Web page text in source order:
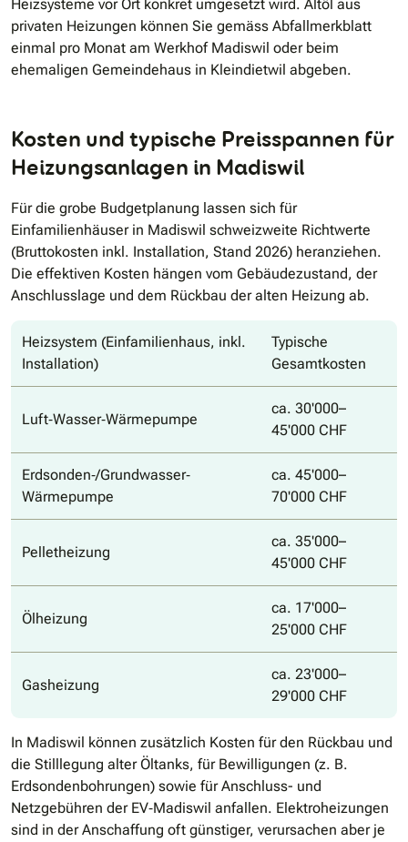
Heizsysteme vor Ort konkret umgesetzt wird. Altöl aus
privaten Heizungen können Sie gemäss Abfallmerkblatt
einmal pro Monat am Werkhof Madiswil oder beim
ehemaligen Gemeindehaus in Kleindietwil abgeben.
Kosten und typische Preisspannen für
Heizungsanlagen in Madiswil
Für die grobe Budgetplanung lassen sich für
Einfamilienhäuser in Madiswil schweizweite Richtwerte
(Bruttokosten inkl. Installation, Stand 2026) heranziehen.
Die effektiven Kosten hängen vom Gebäudezustand, der
Anschlusslage und dem Rückbau der alten Heizung ab.
Heizsystem (Einfamilienhaus, inkl.
Installation)
Typische
Gesamtkosten
Luft‐Wasser‐Wärmepumpe
ca. 30'000–
45'000 CHF
Erdsonden‐/Grundwasser‐
Wärmepumpe
ca. 45'000–
70'000 CHF
Pelletheizung
ca. 35'000–
45'000 CHF
Ölheizung
ca. 17'000–
25'000 CHF
Gasheizung
ca. 23'000–
29'000 CHF
In Madiswil können zusätzlich Kosten für den Rückbau und
die Stilllegung alter Öltanks, für Bewilligungen (z. B.
Erdsondenbohrungen) sowie für Anschluss- und
Netzgebühren der EV‐Madiswil anfallen. Elektroheizungen
sind in der Anschaffung oft günstiger, verursachen aber je